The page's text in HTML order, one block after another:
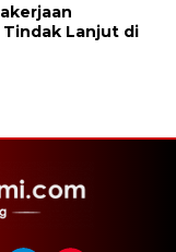
Tindak Lanjut di